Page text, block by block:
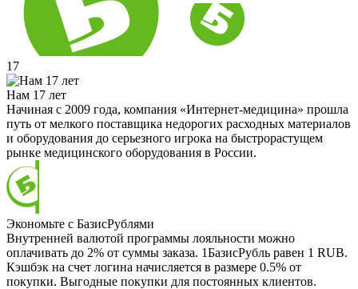
17
Нам 17 лет
Начиная с 2009 года, компания «Интернет-медицина» прошла
путь от мелкого поставщика недорогих расходных материалов
и оборудования до серьезного игрока на быстрорастущем
рынке медицинского оборудования в России.
Экономьте с БазисРублями
Внутренней валютой программы лояльности можно
оплачивать до 2% от суммы заказа. 1БазисРубль равен 1 RUB.
Кэшбэк на счет логина начисляется в размере 0.5% от
покупки. Выгодные покупки для постоянных клиентов.